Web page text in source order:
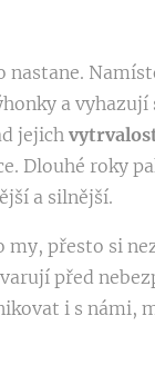
nastane.
a vyhazují
jejich
Dlouhé roky
a silnější.
my, přesto si
před
i s námi,